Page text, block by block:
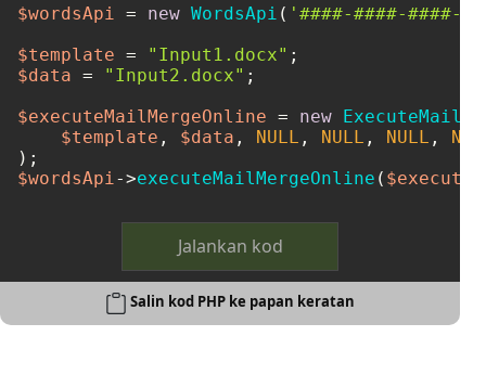
$wordsApi = new WordsApi ( '####-####-####-
$template = "Input1.docx"
$data = "Input2.docx" ;
$executeMailMergeOnline = new
$template , $data , NULL , NULL , NULL ,
$wordsApi->executeMailMergeOnline (
Jalankan kod
Salin kod PHP ke papan keratan